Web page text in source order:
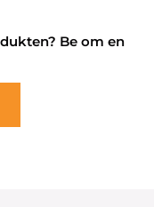
Be om en